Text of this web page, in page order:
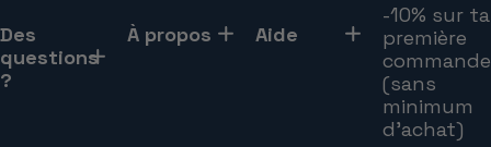
Des
questions
?
À propos Aide
-10% sur ta
première
commande
(sans
minimum
d'achat)